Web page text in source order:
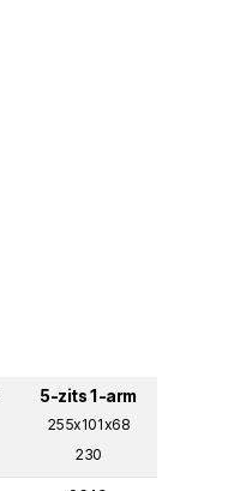
5-zits 1-arm
255x101x68
230